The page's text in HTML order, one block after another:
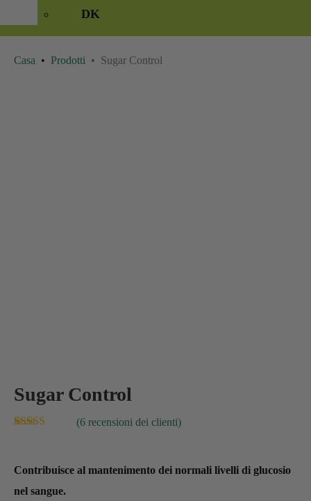
DK
Casa Prodotti Sugar Control
Sugar Control
(6 recensioni dei clienti)
Contribuisce al mantenimento dei normali livelli di glucosio
nel sangue.